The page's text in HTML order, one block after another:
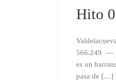
Hito
566.249 —
es un
pasa de […]